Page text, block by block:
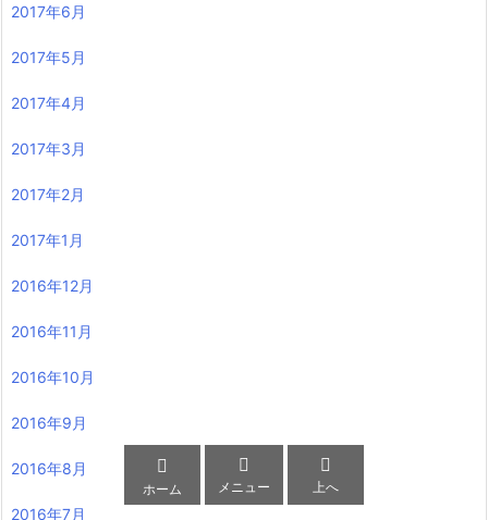
2017年6月
2017年5月
2017年4月
2017年3月
2017年2月
2017年1月
2016年12月
2016年11月
2016年10月
2016年9月
2016年8月
2016年7月

ホーム

メニュー

上へ